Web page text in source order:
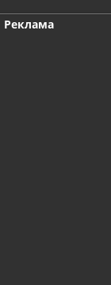
Реклама